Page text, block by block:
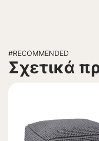
#RECOMMENDED
Σχετικά